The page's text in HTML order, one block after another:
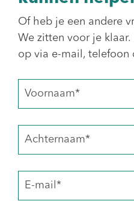
Of heb je een andere
We zitten voor je
op via e-mail, telefoon